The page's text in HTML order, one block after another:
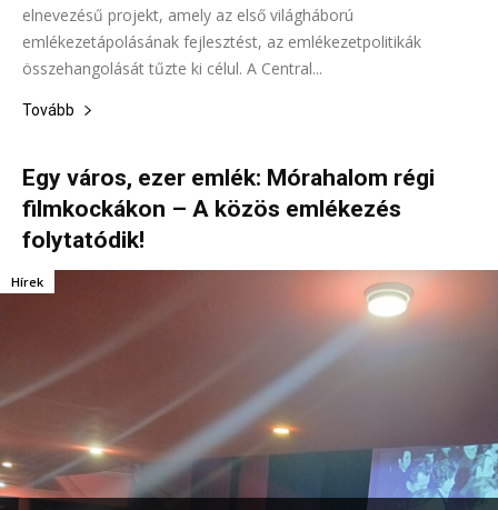
elnevezésű projekt, amely az első világháború
emlékezetápolásának fejlesztést, az emlékezetpolitikák
összehangolását tűzte ki célul. A Central...
Tovább
Egy város, ezer emlék: Mórahalom régi
filmkockákon – A közös emlékezés
folytatódik!
Hírek